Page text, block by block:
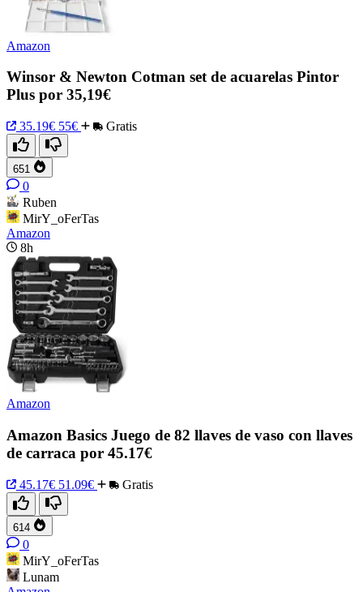
Amazon
Winsor & Newton Cotman set de acuarelas Pintor
Plus por 35,19€
35.19€ 55€ Gratis
651
0
Ruben
MirY_oFerTas
Amazon
8h
Amazon
Amazon Basics Juego de 82 llaves de vaso con llaves
de carraca por 45.17€
45.17€ 51.09€ Gratis
614
0
MirY_oFerTas
Lunam